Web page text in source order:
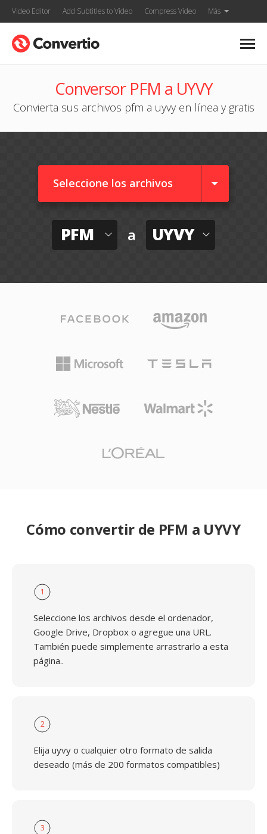
Video Editor Add Subtitles to Video Compress Video Más
Conversor PFM a UYVY
Convierta sus archivos pfm a uyvy en línea y gratis
Seleccione los archivos
PFM a UYVY
Cómo convertir de PFM a UYVY
1
Seleccione los archivos desde el ordenador,
Google Drive, Dropbox o agregue una URL.
También puede simplemente arrastrarlo a esta
página..
2
Elija uyvy o cualquier otro formato de salida
deseado (más de 200 formatos compatibles)
3